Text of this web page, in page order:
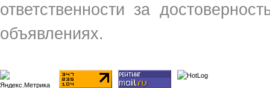
ответственности за
объявлениях.